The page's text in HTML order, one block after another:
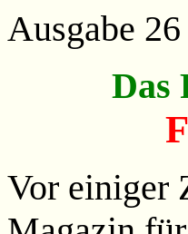
Ausgabe
Das
Vor einiger